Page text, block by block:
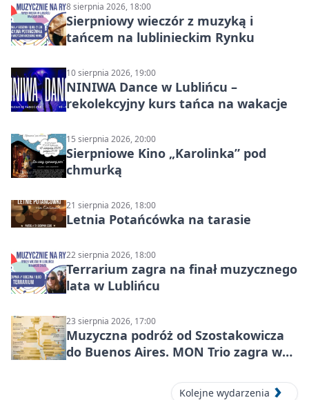
8 sierpnia 2026, 18:00
Sierpniowy wieczór z muzyką i
tańcem na lublinieckim Rynku
10 sierpnia 2026, 19:00
NINIWA Dance w Lublińcu –
rekolekcyjny kurs tańca na wakacje
15 sierpnia 2026, 20:00
Sierpniowe Kino „Karolinka” pod
chmurką
21 sierpnia 2026, 18:00
Letnia Potańcówka na tarasie
22 sierpnia 2026, 18:00
Terrarium zagra na finał muzycznego
lata w Lublińcu
23 sierpnia 2026, 17:00
Muzyczna podróż od Szostakowicza
do Buenos Aires. MON Trio zagra w
Kolejne wydarzenia